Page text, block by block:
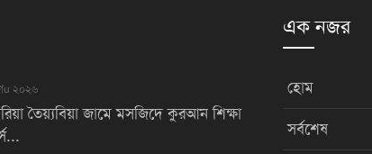
২০২৬
তৈয়্যবিয়া জামে মসজিদে কুরআন শিক্ষা
এক নজর
হোম
সর্বশেষ